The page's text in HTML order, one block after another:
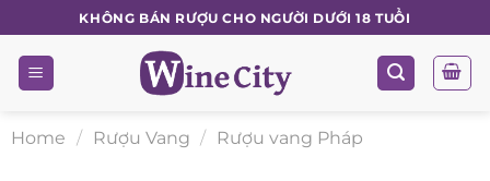
to
content
KHÔNG BÁN RƯỢU CHO NGƯỜI DƯỚI 18 TUỔI
Home / Rượu Vang / Rượu vang Pháp